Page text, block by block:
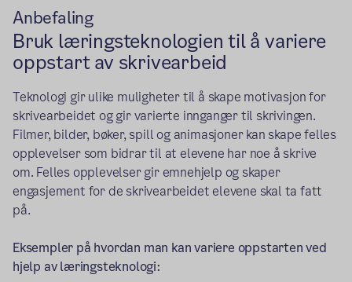
Anbefaling
Bruk læringsteknologien til å variere
oppstart av skrivearbeid
Teknologi gir ulike muligheter til å skape motivasjon for
skrivearbeidet og gir varierte innganger til skrivingen.
Filmer, bilder, bøker, spill og animasjoner kan skape felles
opplevelser som bidrar til at elevene har noe å skrive
om. Felles opplevelser gir emnehjelp og skaper
engasjement for de skrivearbeidet elevene skal ta fatt
på.
Eksempler på hvordan man kan variere oppstarten ved
hjelp av læringsteknologi: